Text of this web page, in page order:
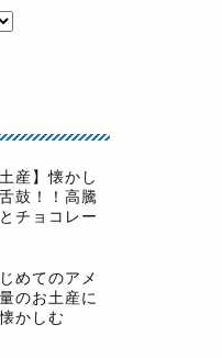
産】懐かし
鼓！！高騰
チョコレー
めてのアメ
のお土産に
かしむ